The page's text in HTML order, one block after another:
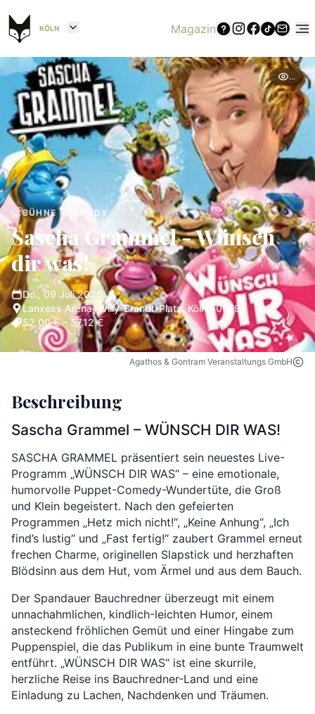
KÖLN Magazin
...
BÜHNE · COMEDY
Sascha Grammel - Wünsch
dir was!
Do., 09 Juli 2026
Lanxess Arena, Willy-Brandt-Platz, Köln 50679
52.00 € – 57.12 €
Agathos & Gontram Veranstaltungs GmbH
Beschreibung
Sascha Grammel – WÜNSCH DIR WAS!
SASCHA GRAMMEL präsentiert sein neuestes Live-
Programm „WÜNSCH DIR WAS“ – eine emotionale,
humorvolle Puppet-Comedy-Wundertüte, die Groß
und Klein begeistert. Nach den gefeierten
Programmen „Hetz mich nicht!“, „Keine Anhung“, „Ich
find’s lustig“ und „Fast fertig!“ zaubert Grammel erneut
frechen Charme, originellen Slapstick und herzhaften
Blödsinn aus dem Hut, vom Ärmel und aus dem Bauch.
Der Spandauer Bauchredner überzeugt mit einem
unnachahmlichen, kindlich-leichten Humor, einem
ansteckend fröhlichen Gemüt und einer Hingabe zum
Puppenspiel, die das Publikum in eine bunte Traumwelt
entführt. „WÜNSCH DIR WAS“ ist eine skurrile,
herzliche Reise ins Bauchredner-Land und eine
Einladung zu Lachen, Nachdenken und Träumen.